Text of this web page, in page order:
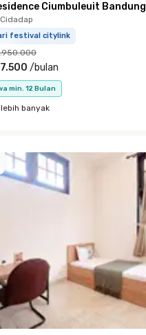
Ciumbuleuit Bandung
festival citylink
/bulan
min. 12 Bulan
banyak